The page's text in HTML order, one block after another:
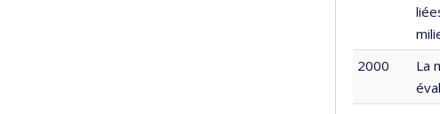
2000
La